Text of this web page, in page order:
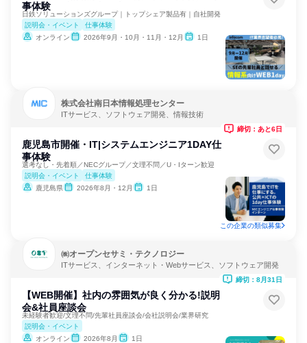
事体験
日鉄ソリューションズグループ｜トップシェア製品有｜自社開発
説明会・イベント
仕事体験
オンライン
2026年9月・10月・11月・12月 1日
株式会社南日本情報処理センター
ITサービス、ソフトウェア開発、情報技術
鹿児島市開催・IT|システムエンジニア1DAY仕
事体験
選考なし・先着順／NECグループ／文理不問／U・Iターン歓迎
説明会・イベント
仕事体験
鹿児島県
2026年8月・12月 1日
締切：あと6日
この企業の類似募集
㈱オープンセサミ・テクノロジー
ITサービス、インターネット・Webサービス、ソフトウェア開発
【WEB開催】社内の雰囲気が良く分かる!説明
会&社員座談会
未経験者歓迎/文理不問/先輩社員座談会/会社説明会/業界研究
説明会・イベント
オンライン
2026年8月 1日
締切：8月31日